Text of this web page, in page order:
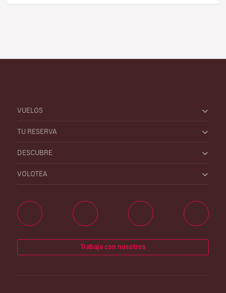
VUELOS
TU RESERVA
DESCUBRE
VOLOTEA
Trabaja con nosotros